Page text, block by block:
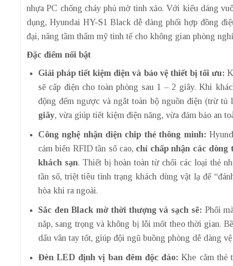
nhựa PC chống cháy phủ mờ tinh xảo. Với kiểu dáng
dụng, Hyundai HY-S1 Black dễ dàng phối hợp đồng
đại, nâng tầm thẩm mỹ tinh tế cho không gian phòng
Đặc điểm nổi bật
Giải pháp tiết kiệm điện và bảo vệ thiết bị tối ưu:
sẽ cấp điện cho toàn phòng sau 1 – 2 giây. Khi
động đếm ngược và ngắt toàn bộ nguồn điện (trừ tủ
giây, vừa giúp tiết kiệm điện năng, vừa đảm bảo an
Công nghệ nhận diện chip thẻ thông minh:
cảm biến RFID tần số cao, chỉ chấp nhận các dòng
khách sạn. Thiết bị hoàn toàn từ chối các loại thẻ
tần số, triệt tiêu tình trạng khách dùng vật lạ để
hòa khi ra ngoài.
Sắc đen Black mờ thời thượng và sạch sẽ: Phối
nắp, sang trọng và không bị lỗi mốt theo thời gian.
dấu vân tay tốt, giúp đội ngũ buồng phòng dễ dàng
Đèn LED định vị ban đêm độc đáo: Khe cắm thẻ